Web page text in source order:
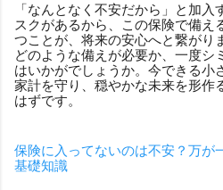
「なんとなく不安だから」と加入
スクがあるから、この保険で備え
つことが、将来の安心へと繋がり
どのような備えが必要か、一度シ
はいかがでしょうか。今できる小
家計を守り、穏やかな未来を形作
はずです。
保険に入ってないのは不安？万が
基礎知識